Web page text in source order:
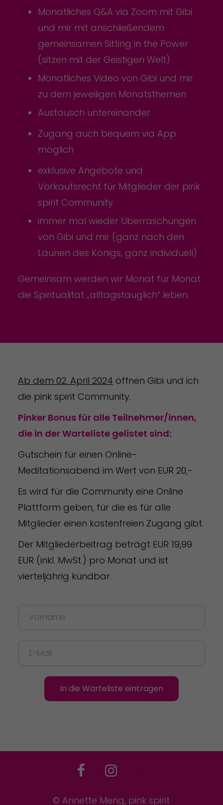
Monatliches Q&A via Zoom mit Gibi
und mir mit anschließendem
gemeinsamen Sitting in the Power
(sitzen mit der Geistigen Welt)
Monatliches Video von Gibi und mir
zu dem jeweiligen Monatsthemen
Austausch untereinander
Zugang auch bequem via App
möglich
exklusive Angebote und
Vorkaufsrecht für Mitglieder der pink
spirit Community
immer mal wieder Überraschungen
von Gibi und mir (ganz nach den
Launen des Königs, ganz individuell)
Gemeinsam werden wir Monat für Monat
die Spiritualität „alltagstauglich“ leben.
Ab dem 02. April 2024 öffnen Gibi und ich
die pink spirit Community.
Pinker Bonus für alle Teilnehmer/innen,
die in der Warteliste gelistet sind:
Gutschein für einen Online-
Meditationsabend im Wert von EUR 20,-
Es wird für die Community eine Online
Plattform geben, für die es für alle
Mitglieder einen kostenfreien Zugang gibt.
Der Mitgliederbeitrag beträgt EUR 19,99
EUR (inkl. MwSt.) pro Monat und ist
vierteljährig kündbar.
In die Warteliste eintragen
© Annette Meng, pink spirit